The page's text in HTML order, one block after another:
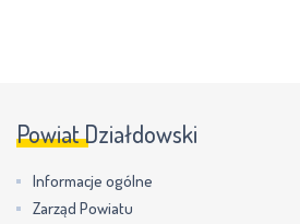
Powiat Działdowski
Informacje ogólne
Zarząd Powiatu